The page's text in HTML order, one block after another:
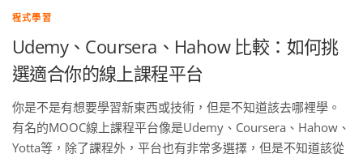
程式學習
Udemy、Coursera、Hahow 比較：如何挑
選適合你的線上課程平台
你是不是有想要學習新東西或技術，但是不知道該去哪裡學。
有名的MOOC線上課程平台像是Udemy、Coursera、Hahow、
Yotta等，除了課程外，平台也有非常多選擇，但是不知道該從